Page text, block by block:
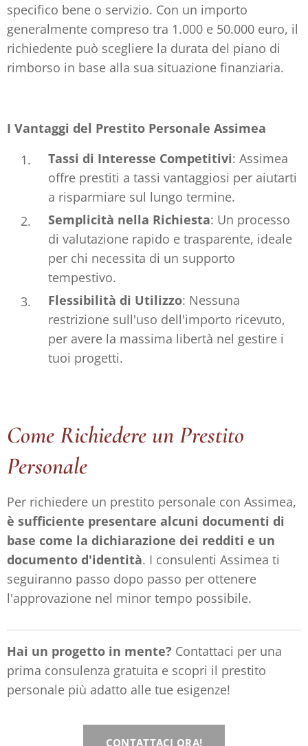
specifico bene o servizio. Con un importo
generalmente compreso tra 1.000 e 50.000 euro, il
richiedente può scegliere la durata del piano di
rimborso in base alla sua situazione finanziaria.
I Vantaggi del Prestito Personale Assimea
Tassi di Interesse Competitivi: Assimea
offre prestiti a tassi vantaggiosi per aiutarti
a risparmiare sul lungo termine.
Semplicità nella Richiesta: Un processo
di valutazione rapido e trasparente, ideale
per chi necessita di un supporto
tempestivo.
Flessibilità di Utilizzo: Nessuna
restrizione sull'uso dell'importo ricevuto,
per avere la massima libertà nel gestire i
tuoi progetti.
Come Richiedere un Prestito
Personale
Per richiedere un prestito personale con Assimea,
è sufficiente presentare alcuni documenti di
base come la dichiarazione dei redditi e un
documento d'identità. I consulenti Assimea ti
seguiranno passo dopo passo per ottenere
l'approvazione nel minor tempo possibile.
Hai un progetto in mente? Contattaci per una
prima consulenza gratuita e scopri il prestito
personale più adatto alle tue esigenze!
CONTATTACI ORA!